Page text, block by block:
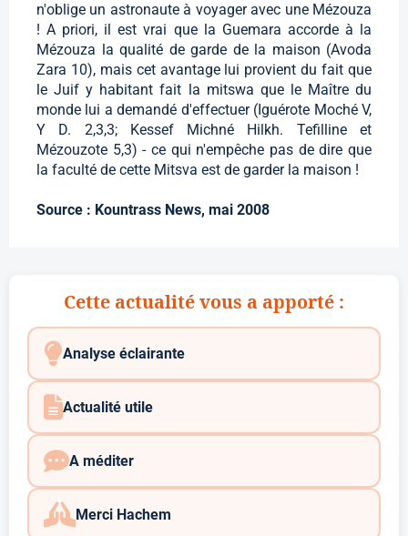
n'oblige un astronaute à voyager avec une Mézouza
! A priori, il est vrai que la Guemara accorde à la
Mézouza la qualité de garde de la maison (Avoda
Zara 10), mais cet avantage lui provient du fait que
le Juif y habitant fait la mitswa que le Maître du
monde lui a demandé d'effectuer (Iguérote Moché V,
Y D. 2,3,3; Kessef Michné Hilkh. Tefilline et
Mézouzote 5,3) - ce qui n'empêche pas de dire que
la faculté de cette Mitsva est de garder la maison !
Source : Kountrass News, mai 2008
Cette actualité vous a apporté :
Analyse éclairante
Actualité utile
A méditer
Merci Hachem